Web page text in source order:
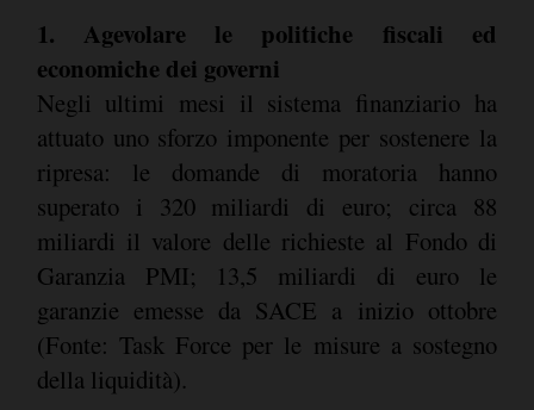
1. Agevolare le politiche fiscali ed
economiche dei governi
Negli ultimi mesi il sistema finanziario ha
attuato uno sforzo imponente per sostenere la
ripresa: le domande di moratoria hanno
superato i 320 miliardi di euro; circa 88
miliardi il valore delle richieste al Fondo di
Garanzia PMI; 13,5 miliardi di euro le
garanzie emesse da SACE a inizio ottobre
(Fonte: Task Force per le misure a sostegno
della liquidità).